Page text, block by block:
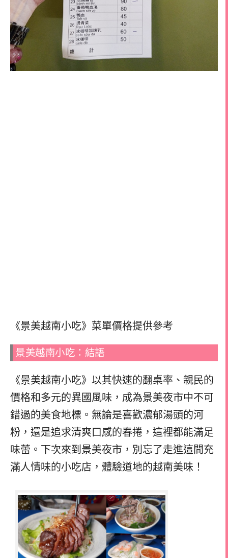
《景美越南小吃》菜單價格提供參考
景美越南小吃：結語
《景美越南小吃》以其快速的翻桌率、親民的
價格和多元的異國風味，成為景美夜市中不可
錯過的美食地標。無論是喜歡濃郁湯頭的河
粉，還是追求清爽口感的春捲，這裡都能滿足
味蕾。下次來到景美夜市，別忘了走進這間充
滿人情味的小吃店，體驗道地的越南美味！